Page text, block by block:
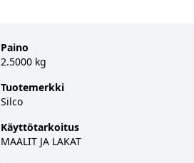
Paino
2.5000 kg
Tuotemerkki
Silco
Käyttötarkoitus
MAALIT JA LAKAT